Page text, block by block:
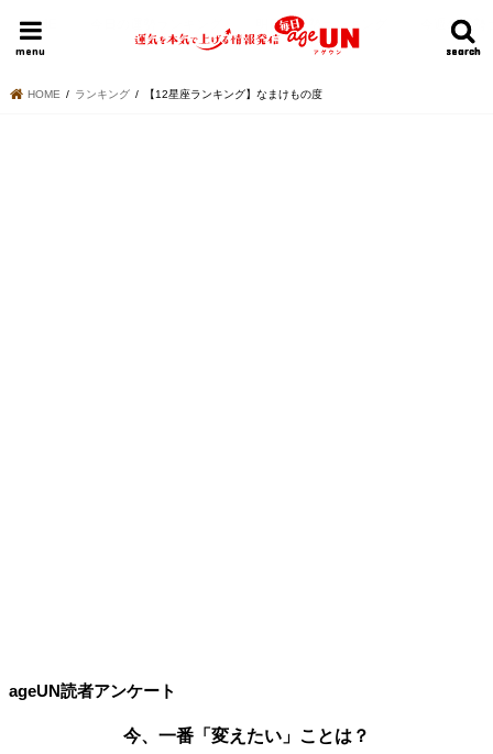
search
search
menu
HOME 明日の運勢ランキング 今週の運勢
HOME ランキング 【12星座ランキング】なまけもの度
ageUN読者アンケート
今、一番「変えたい」ことは？